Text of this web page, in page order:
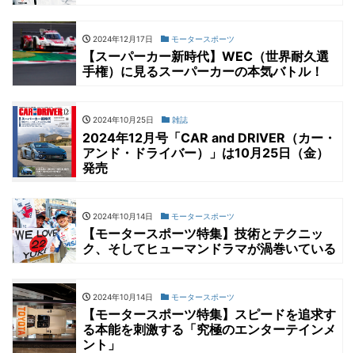
2024年12月17日 モータースポーツ
【スーパーカー新時代】WEC（世界耐久選
手権）に見るスーパーカーの本気バトル！
2024年10月25日 雑誌
2024年12月号「CAR and DRIVER（カー・
アンド・ドライバー）」は10月25日（金）
発売
2024年10月14日 モータースポーツ
【モータースポーツ特集】技術とテクニッ
ク、そしてヒューマンドラマが渦巻いている
2024年10月14日 モータースポーツ
【モータースポーツ特集】スピードを追求す
る本能を刺激する「究極のエンターテインメ
ント」